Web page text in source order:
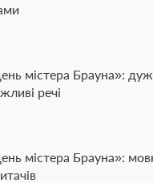
містера Брауна»:
речі
містера Брауна»: